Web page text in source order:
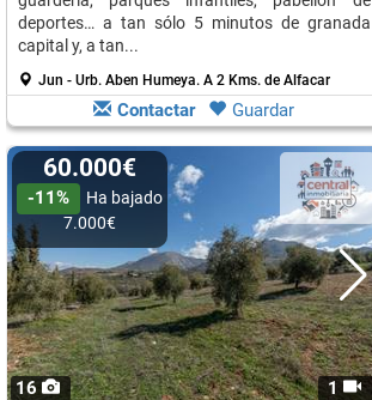
deportes… a tan sólo 5 minutos de granada
capital y, a tan...
Jun - Urb. Aben Humeya. A 2 Kms. de Alfacar
Contactar Guardar
16 1
60.000€
-11%
Ha bajado
7.000€